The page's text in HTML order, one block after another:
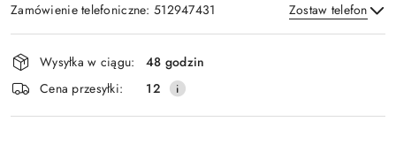
Zamówienie telefoniczne: 512947431 Zostaw telefon
Wyślij
Dostępność
i
dostawa
Wysyłka w ciągu:
48 godzin
Cena przesyłki:
12